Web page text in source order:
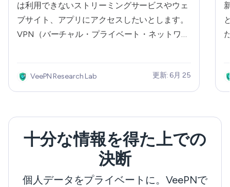
は利用できないストリーミングサービスやウェ
ブサイト、アプリにアクセスしたいとします。
VPN（バーチャル・プライベート・ネットワー
IPアドレスを偽装し、あなたが接続しているリ
モートサーバーのアドレスに変更します。その
ビスは、あなたがどこか別の場所にいると思
い、中に入れるようになります。 さらに、
VPNはあなたのトラフィックを暗号化し、サイ
バーセキュリティを強化します。このため、
VPNはプロキシサーバーのような他のIP変更ツ
VeePN Research Lab 更新: 6月 25
十分な情報を得た上での
決断
個人データをプライベートに。VeePNで